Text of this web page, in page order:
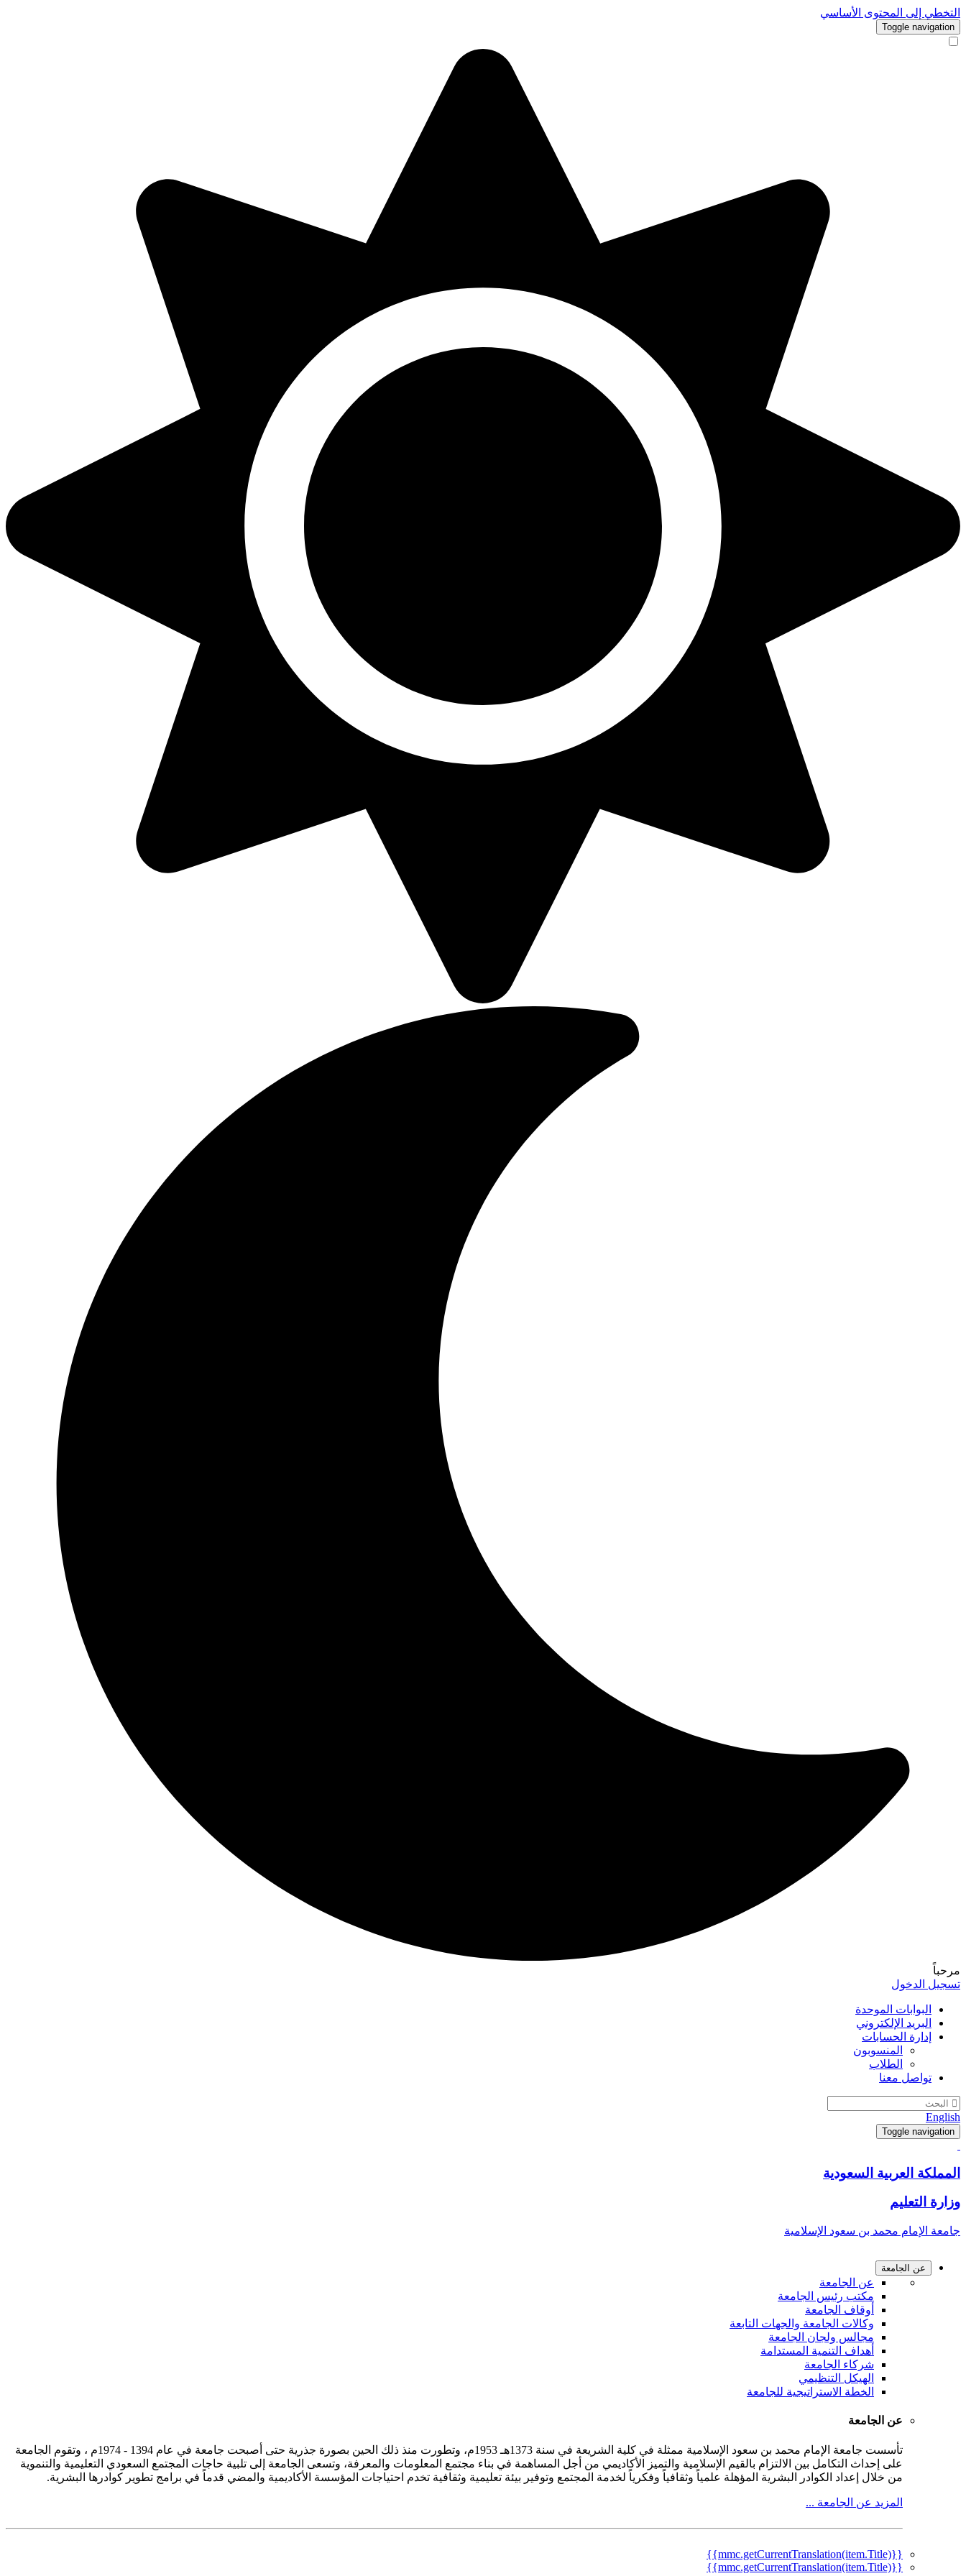
التخطي إلى المحتوى الأساسي
Toggle navigation
مرحباً
تسجيل الدخول
البوابات الموحدة
البريد الإلكتروني
إدارة الحسابات
المنسوبون
الطلاب
تواصل معنا
English
Toggle navigation
المملكة العربية السعودية
وزارة التعليم
جامعة الإمام محمد بن سعود الإسلامية
عن الجامعة
عن الجامعة
مكتب رئيس الجامعة
أوقاف الجامعة
وكالات الجامعة والجهات التابعة
مجالس ولجان الجامعة
أهداف التنمية المستدامة
شركاء الجامعة
الهيكل التنظيمي
الخطة الاستراتيجية للجامعة
عن الجامعة
تأسست جامعة الإمام محمد بن سعود الإسلامية ممثلة في كلية الشريعة في سنة 1373هـ 1953م، وتطورت منذ ذلك الحين بصورة جذرية حتى أصبحت جامعة في عام 1394 - 1974م ، وتقوم الجامعة
على إحداث التكامل بين الالتزام بالقيم الإسلامية والتميز الأكاديمي من أجل المساهمة في بناء مجتمع المعلومات والمعرفة، وتسعى الجامعة إلى تلبية حاجات المجتمع السعودي التعليمية والتنموية
من خلال إعداد الكوادر البشرية المؤهلة علمياً وثقافياً وفكرياً لخدمة المجتمع وتوفير بيئة تعليمية وثقافية تخدم احتياجات المؤسسة الأكاديمية والمضي قدماً في برامج تطوير كوادرها البشرية.
المزيد عن الجامعة ...
{{mmc.getCurrentTranslation(item.Title)}}
{{mmc.getCurrentTranslation(item.Title)}}